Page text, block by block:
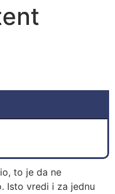
to je da ne
Isto vredi i za jednu